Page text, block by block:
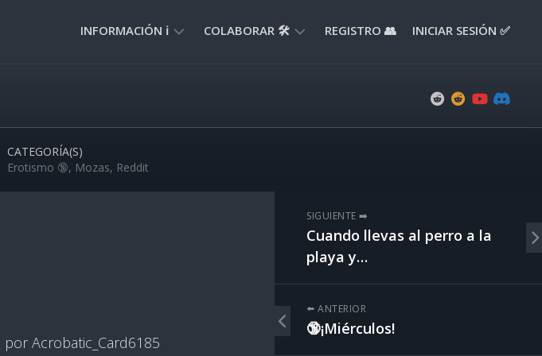
INFORMACIÓN ℹ️
NORMAS
USO
🚸
COLABORAR 🛠️ REGISTRO 👥 INICIAR SESIÓN ✅
CATEGORÍA(S)
Erotismo 🔞, Mozas, Reddit
por Acrobatic_Card6185
SIGUIENTE ➡️
Cuando llevas al perro a la
playa y…
⬅️ ANTERIOR
🔞¡Miérculos!